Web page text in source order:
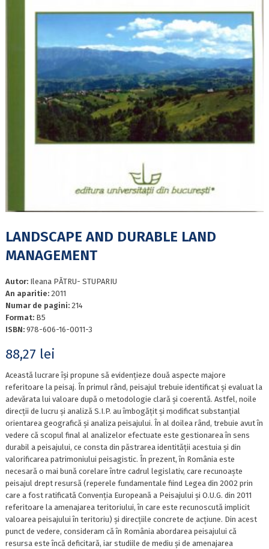
LANDSCAPE AND DURABLE LAND
MANAGEMENT
Autor: Ileana PĂTRU- STUPARIU
An aparitie: 2011
Numar de pagini: 214
Format: B5
ISBN: 978-606-16-0011-3
88,27 lei
Această lucrare își propune să evidențieze două aspecte majore
referitoare la peisaj. În primul rând, peisajul trebuie identificat și evaluat la
adevărata lui valoare după o metodologie clară și coerentă. Astfel, noile
direcții de lucru și analiză S.I.P. au îmbogățit și modificat substanțial
orientarea geografică și analiza peisajului. În al doilea rând, trebuie avut în
vedere că scopul final al analizelor efectuate este gestionarea în sens
durabil a peisajului, ce consta din păstrarea identității acestuia și din
valorificarea patrimoniului peisagistic. În prezent, în România este
necesară o mai bună corelare între cadrul legislativ, care recunoaște
peisajul drept resursă (reperele fundamentale fiind Legea din 2002 prin
care a fost ratificată Convenția Europeană a Peisajului și O.U.G. din 2011
referitoare la amenajarea teritoriului, în care este recunoscută implicit
valoarea peisajului în teritoriu) și direcțiile concrete de acțiune. Din acest
punct de vedere, consideram că în România abordarea peisajului că
resursa este încă deficitară, iar studiile de mediu și de amenajarea